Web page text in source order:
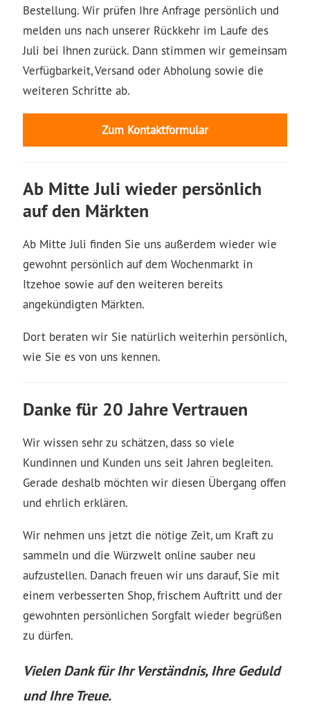
Bestellung. Wir prüfen Ihre Anfrage persönlich und
melden uns nach unserer Rückkehr im Laufe des
Juli bei Ihnen zurück. Dann stimmen wir gemeinsam
Verfügbarkeit, Versand oder Abholung sowie die
weiteren Schritte ab.
Zum Kontaktformular
Ab Mitte Juli wieder persönlich
auf den Märkten
Ab Mitte Juli finden Sie uns außerdem wieder wie
gewohnt persönlich auf dem Wochenmarkt in
Itzehoe sowie auf den weiteren bereits
angekündigten Märkten.
Dort beraten wir Sie natürlich weiterhin persönlich,
wie Sie es von uns kennen.
Danke für 20 Jahre Vertrauen
Wir wissen sehr zu schätzen, dass so viele
Kundinnen und Kunden uns seit Jahren begleiten.
Gerade deshalb möchten wir diesen Übergang offen
und ehrlich erklären.
Wir nehmen uns jetzt die nötige Zeit, um Kraft zu
sammeln und die Würzwelt online sauber neu
aufzustellen. Danach freuen wir uns darauf, Sie mit
einem verbesserten Shop, frischem Auftritt und der
gewohnten persönlichen Sorgfalt wieder begrüßen
zu dürfen.
Vielen Dank für Ihr Verständnis, Ihre Geduld
und Ihre Treue.